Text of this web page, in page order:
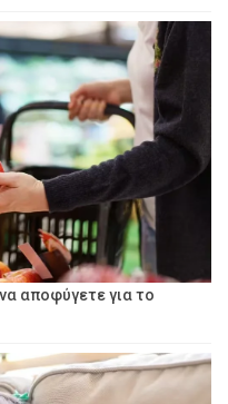
αποφύγετε για το